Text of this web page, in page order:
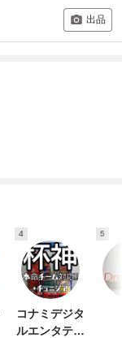
出品
4
コナミデジタ
ルエンタテイ
5